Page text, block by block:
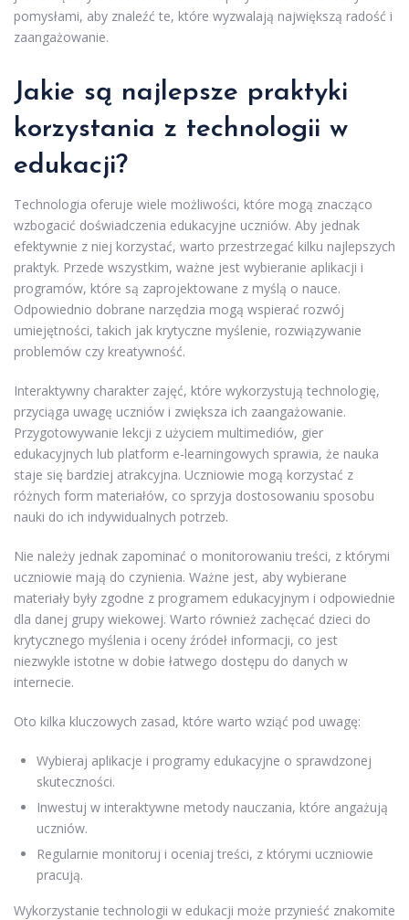
pomysłami, aby znaleźć te, które wyzwalają największą radość i
zaangażowanie.
Jakie są najlepsze praktyki
korzystania z technologii w
edukacji?
Technologia oferuje wiele możliwości, które mogą znacząco
wzbogacić doświadczenia edukacyjne uczniów. Aby jednak
efektywnie z niej korzystać, warto przestrzegać kilku najlepszych
praktyk. Przede wszystkim, ważne jest wybieranie aplikacji i
programów, które są zaprojektowane z myślą o nauce.
Odpowiednio dobrane narzędzia mogą wspierać rozwój
umiejętności, takich jak krytyczne myślenie, rozwiązywanie
problemów czy kreatywność.
Interaktywny charakter zajęć, które wykorzystują technologię,
przyciąga uwagę uczniów i zwiększa ich zaangażowanie.
Przygotowywanie lekcji z użyciem multimediów, gier
edukacyjnych lub platform e-learningowych sprawia, że nauka
staje się bardziej atrakcyjna. Uczniowie mogą korzystać z
różnych form materiałów, co sprzyja dostosowaniu sposobu
nauki do ich indywidualnych potrzeb.
Nie należy jednak zapominać o monitorowaniu treści, z którymi
uczniowie mają do czynienia. Ważne jest, aby wybierane
materiały były zgodne z programem edukacyjnym i odpowiednie
dla danej grupy wiekowej. Warto również zachęcać dzieci do
krytycznego myślenia i oceny źródeł informacji, co jest
niezwykle istotne w dobie łatwego dostępu do danych w
internecie.
Oto kilka kluczowych zasad, które warto wziąć pod uwagę:
Wybieraj aplikacje i programy edukacyjne o sprawdzonej
skuteczności.
Inwestuj w interaktywne metody nauczania, które angażują
uczniów.
Regularnie monitoruj i oceniaj treści, z którymi uczniowie
pracują.
Wykorzystanie technologii w edukacji może przynieść znakomite